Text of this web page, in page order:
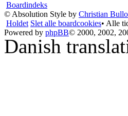
Boardindeks
© Absolution Style by Christian
Holdet Slet alle boardcookies• Alle
Powered by phpBB© 2000, 2002,
Danish